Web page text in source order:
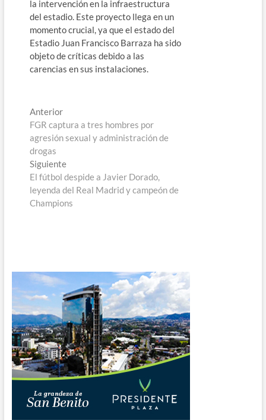
la intervención en la infraestructura
del estadio. Este proyecto llega en un
momento crucial, ya que el estado del
Estadio Juan Francisco Barraza ha sido
objeto de críticas debido a las
carencias en sus instalaciones.
Navegación
de
entradas
AnteriorEntrada
anterior:
FGR captura a tres hombres por
agresión sexual y administración de
drogas
SiguienteEntrada
siguiente:
El fútbol despide a Javier Dorado,
leyenda del Real Madrid y campeón de
Champions